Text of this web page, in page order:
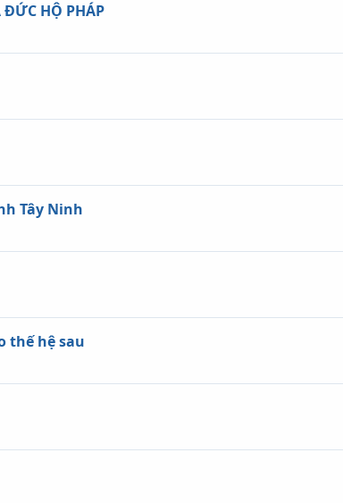
ĐỨC HỘ PHÁP
Tây Ninh
thế hệ sau